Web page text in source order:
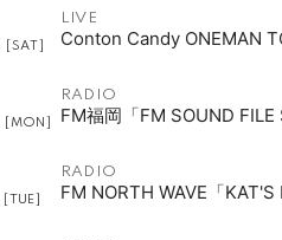
[SAT]
LIVE
Conton Candy ONEMAN
[MON]
RADIO
FM福岡「FM SOUND
[TUE]
RADIO
FM NORTH WAVE「